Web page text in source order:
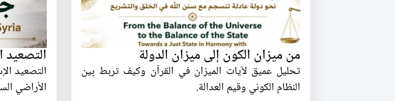
من ميزان الكون إلى ميزان الدولة
تحليل عميق لآيات الميزان في القرآن وكيف تربط بين
النظام الكوني وقيم العدالة.
التصعيد
التصعيد
الأراضي